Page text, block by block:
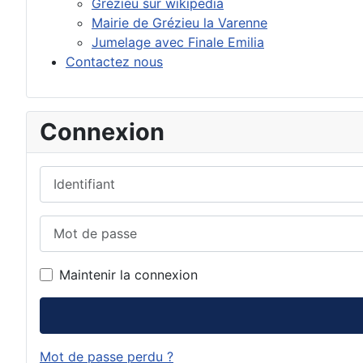
Mairie de Grézieu la Varenne
Jumelage avec Finale Emilia
Contactez nous
Connexion
Maintenir la connexion
Mot de passe perdu ?